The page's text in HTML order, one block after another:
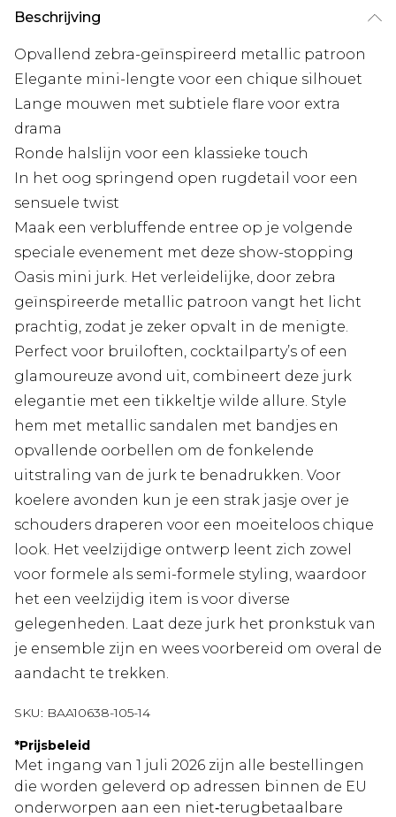
Beschrijving
Opvallend zebra-geïnspireerd metallic patroon
Elegante mini-lengte voor een chique silhouet
Lange mouwen met subtiele flare voor extra
drama
Ronde halslijn voor een klassieke touch
In het oog springend open rugdetail voor een
sensuele twist
Maak een verbluffende entree op je volgende
speciale evenement met deze show-stopping
Oasis mini jurk. Het verleidelijke, door zebra
geïnspireerde metallic patroon vangt het licht
prachtig, zodat je zeker opvalt in de menigte.
Perfect voor bruiloften, cocktailparty’s of een
glamoureuze avond uit, combineert deze jurk
elegantie met een tikkeltje wilde allure. Style
hem met metallic sandalen met bandjes en
opvallende oorbellen om de fonkelende
uitstraling van de jurk te benadrukken. Voor
koelere avonden kun je een strak jasje over je
schouders draperen voor een moeiteloos chique
look. Het veelzijdige ontwerp leent zich zowel
voor formele als semi-formele styling, waardoor
het een veelzijdig item is voor diverse
gelegenheden. Laat deze jurk het pronkstuk van
je ensemble zijn en wees voorbereid om overal de
aandacht te trekken.
SKU: BAA10638-105-14
*Prijsbeleid
Met ingang van 1 juli 2026 zijn alle bestellingen
die worden geleverd op adressen binnen de EU
onderworpen aan een niet‑terugbetaalbare